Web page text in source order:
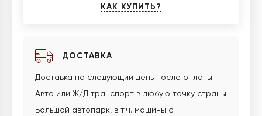
КАК КУПИТЬ?
ДОСТАВКА
Доставка на следующий день после оплаты
Авто или Ж/Д транспорт в любую точку страны
Большой автопарк, в т.ч. машины с